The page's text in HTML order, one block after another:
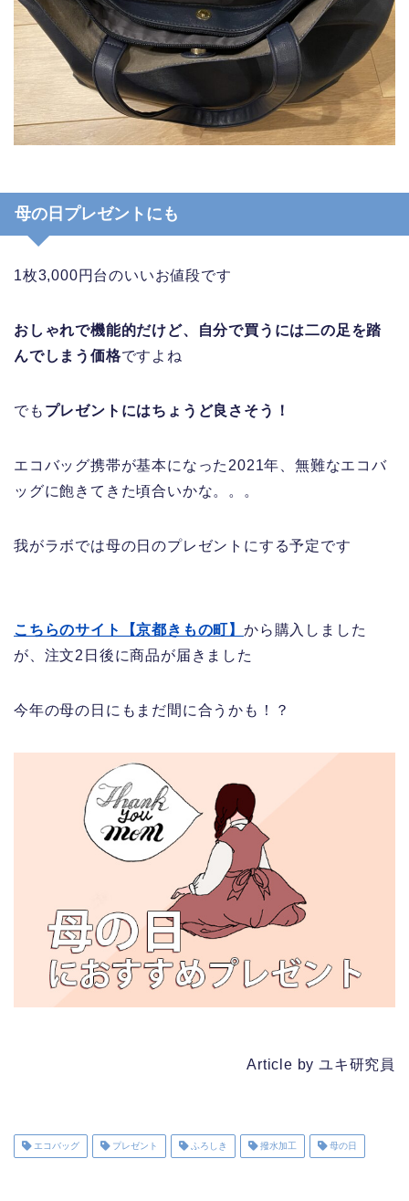
母の日プレゼントにも
1枚3,000円台のいいお値段です
おしゃれで機能的だけど、自分で買うには二の足を踏
んでしまう価格ですよね
でも プレゼントにはちょうど良さそう！
エコバッグ携帯が基本になった2021年、無難なエコバ
ッグに飽きてきた頃合いかな。。。
我がラボでは母の日のプレゼントにする予定です
こちらのサイト【京都きもの町】 から購入しました
が、注文2日後に商品が届きました
今年の母の日にもまだ間に合うかも！？
Article by ユキ研究員
エコバッグ プレゼント ふろしき 撥水加工 母の日